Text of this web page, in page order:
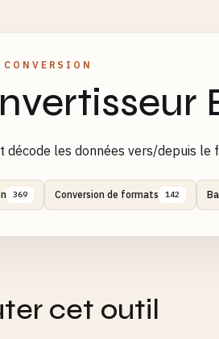
CONVERSION
décode les données vers/depuis
369 Conversion de formats 142
cet outil